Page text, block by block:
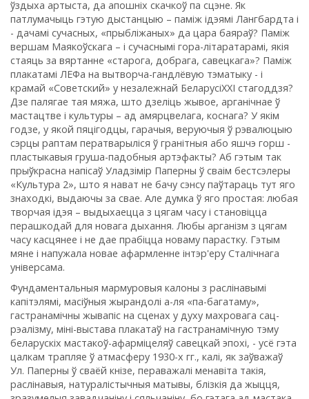
ўздыха артыста, да апошніх скачкоў па сцэне. Як
патлумачыць гэтую дыстанцыю – паміж ідэямі Лангбардта і
- дачамі сучасных, «прыбліжаных» да цара баяраў? Паміж
вершам Маякоўскага – і сучаснымі гора-літаратарамі, якія
стаяць за вяртанне «старога, добрага, савецкага»? Паміж
плакатамі ЛЕФа на вытворча-гандлёвую тэматыку - і
крамай «Советский» у незалежнай БеларусіXXI стагоддзя?
Дзе палягае тая мяжа, што дзеліць жывое, арганічнае ў
мастацтве і культуры – ад амярцвелага, коснага? У якім
годзе, у якой пяцігодцы, гарачыя, веруючыя ў рэвалюцыю
сэрцы раптам ператварыліся ў гранітныя або яшчэ горш -
пластыкавыя груша-падобныя артэфакты? Аб гэтым так
прыўкрасна напісаў Уладзімір Паперны ў сваім бестсэлеры
«Культура 2», што я нават не бачу сэнсу паўтараць тут яго
знаходкі, выдаючы за свае. Але думка ў яго простая: любая
творчая ідэя – выдыхаецца з цягам часу і становіцца
перашкодай для новага дыхання. Любы арганізм з цягам
часу касцянее і не дае прабіцца новаму парастку. Гэтым
мяне і напужала новае афармленне інтэр'еру Сталічнага
універсама.
Фундаментальныя мармуровыя калоны з раслінавымі
капітэлямі, масіўныя жырандолі а-ля «па-багатаму»,
гастранамічны жывапіс на сценах у духу махровага сац-
рэалізму, міні-выстава плакатаў на гастранамічную тэму
беларускіх мастакоў-афарміцеляў савецкай эпохі, - усё гэта
цалкам трапляе ў атмасферу 1930-х гг., калі, як заўважаў
Ул. Паперны ў сваёй кнізе, пераважалі менавіта такія,
раслінавыя, натуралістычныя матывы, блізкія да жыцця,